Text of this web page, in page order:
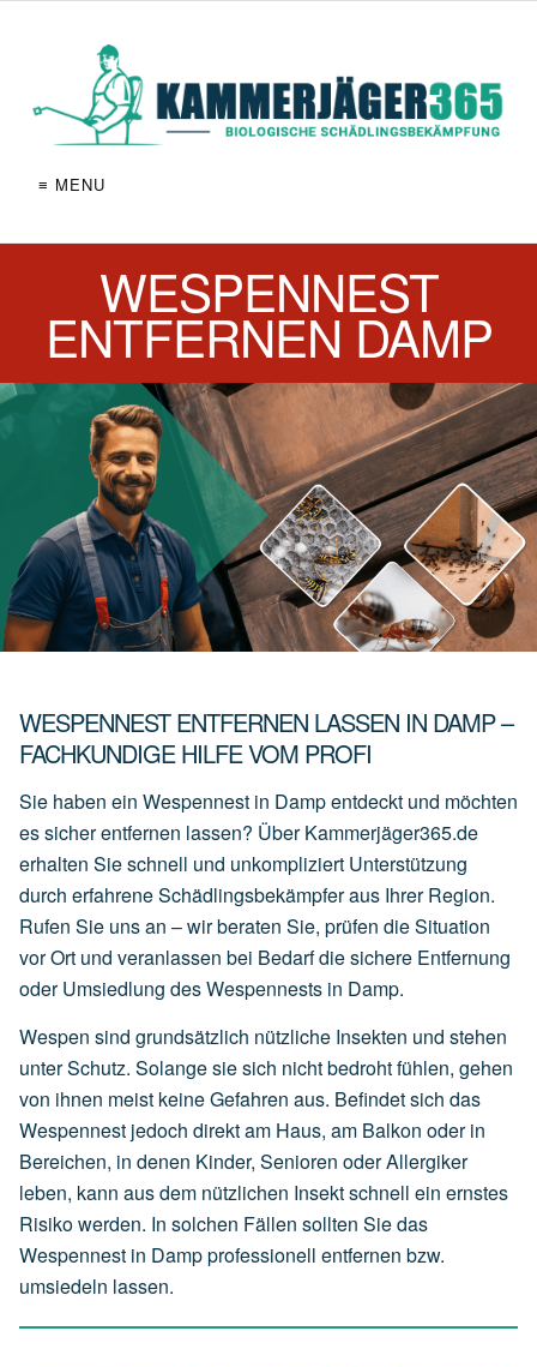
≡ MENU
WESPENNEST
ENTFERNEN DAMP
WESPENNEST ENTFERNEN LASSEN IN DAMP –
FACHKUNDIGE HILFE VOM PROFI
Sie haben ein Wespennest in Damp entdeckt und möchten
es sicher entfernen lassen? Über Kammerjäger365.de
erhalten Sie schnell und unkompliziert Unterstützung
durch erfahrene Schädlingsbekämpfer aus Ihrer Region.
Rufen Sie uns an – wir beraten Sie, prüfen die Situation
vor Ort und veranlassen bei Bedarf die sichere Entfernung
oder Umsiedlung des Wespennests in Damp.
Wespen sind grundsätzlich nützliche Insekten und stehen
unter Schutz. Solange sie sich nicht bedroht fühlen, gehen
von ihnen meist keine Gefahren aus. Befindet sich das
Wespennest jedoch direkt am Haus, am Balkon oder in
Bereichen, in denen Kinder, Senioren oder Allergiker
leben, kann aus dem nützlichen Insekt schnell ein ernstes
Risiko werden. In solchen Fällen sollten Sie das
Wespennest in Damp professionell entfernen bzw.
umsiedeln lassen.